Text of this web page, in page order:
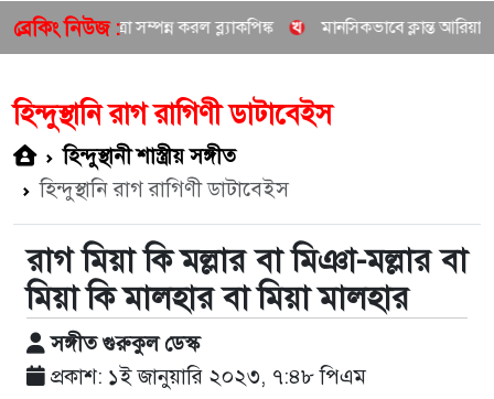
ব্রেকিং নিউজ :
যাত্রা সম্পন্ন করল ব্ল্যাকপিঙ্ক মানসিকভাবে ক্লান্ত আরিয়ানা গ্রান্ডে
হিন্দুস্থানি রাগ রাগিণী ডাটাবেইস
হিন্দুস্থানী শাস্ত্রীয় সঙ্গীত
হিন্দুস্থানি রাগ রাগিণী ডাটাবেইস
রাগ মিয়া কি মল্লার বা মিঞা-মল্লার বা
মিয়া কি মালহার বা মিয়া মালহার
সঙ্গীত গুরুকুল ডেস্ক
প্রকাশ: ১ই জানুয়ারি ২০২৩, ৭:৪৮ পিএম